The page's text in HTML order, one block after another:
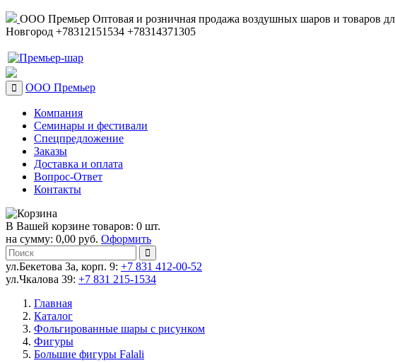
ООО Премьер Оптовая и розничная продажа воздушных шаров и товаров
Новгород +78312151534 +78314371305
ООО Премьер
Компания
Семинары и фестивали
Спецпредложение
Заказы
Доставка и оплата
Вопрос-Ответ
Контакты
В Вашей корзине товаров: 0 шт.
на сумму: 0,00 руб. Оформить
ул.Бекетова 3а, корп. 9: +7 831 412-00-52
ул.Чкалова 39: +7 831 215-1534
Главная
Каталог
Фольгированные шары с рисунком
Фигуры
Большие фигуры Falali